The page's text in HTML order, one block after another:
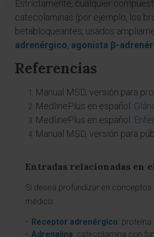
Estrictamente, cualquier
catecolaminas (por ejemplo, los
betabloqueantes, usados
adrenérgico, agonista β-
Referencias
Manual MSD, versión para
MedlinePlus en español.
MedlinePlus en español.
Manual MSD, versión para
Entradas relacionadas en
Si desea profundizar en
médico:
Receptor adrenérgico:
Adrenalina: catecolamina con